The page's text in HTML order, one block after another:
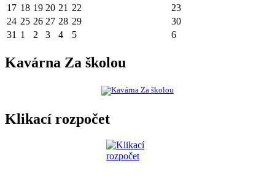
17 18 19 20 21 22
23
24 25 26 27 28 29
30
31 1 2 3 4 5 6
Kavárna Za školou
Klikací rozpočet